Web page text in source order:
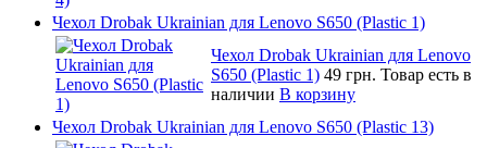
Чехол Drobak Ukrainian для Lenovo S650 (Plastic 1)
Чехол Drobak Ukrainian для Lenovo
S650 (Plastic 1) 49 грн. Товар есть в
наличии В корзину
Чехол Drobak Ukrainian для Lenovo S650 (Plastic 13)